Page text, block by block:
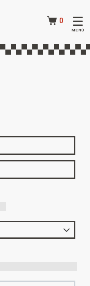
0